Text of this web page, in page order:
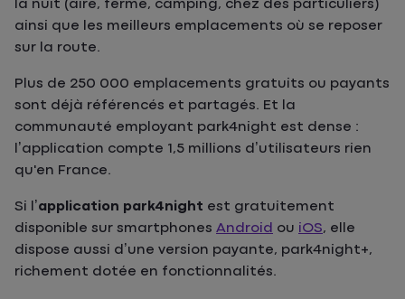
la nuit (aire, ferme, camping, chez des particuliers)
ainsi que les meilleurs emplacements où se reposer
sur la route.
Plus de 250 000 emplacements gratuits ou payants
sont déjà référencés et partagés. Et la
communauté employant park4night est dense :
l’application compte 1,5 millions d’utilisateurs rien
qu'en France.
Si l’application park4night est gratuitement
disponible sur smartphones Android ou iOS, elle
dispose aussi d’une version payante, park4night+,
richement dotée en fonctionnalités.